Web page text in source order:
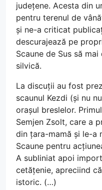
județene. Acesta din
pentru terenul de
și ne-a criticat
descurajează pe
Scaune de Sus să
silvică.
La discuții au fost
scaunul Kezdi (și nu
orașul breslelor.
Semjen Zsolt, care a
din țara-mamă și le-a
Scaune pentru
A subliniat apoi
cetățenie, apreciind
istoric. (…)